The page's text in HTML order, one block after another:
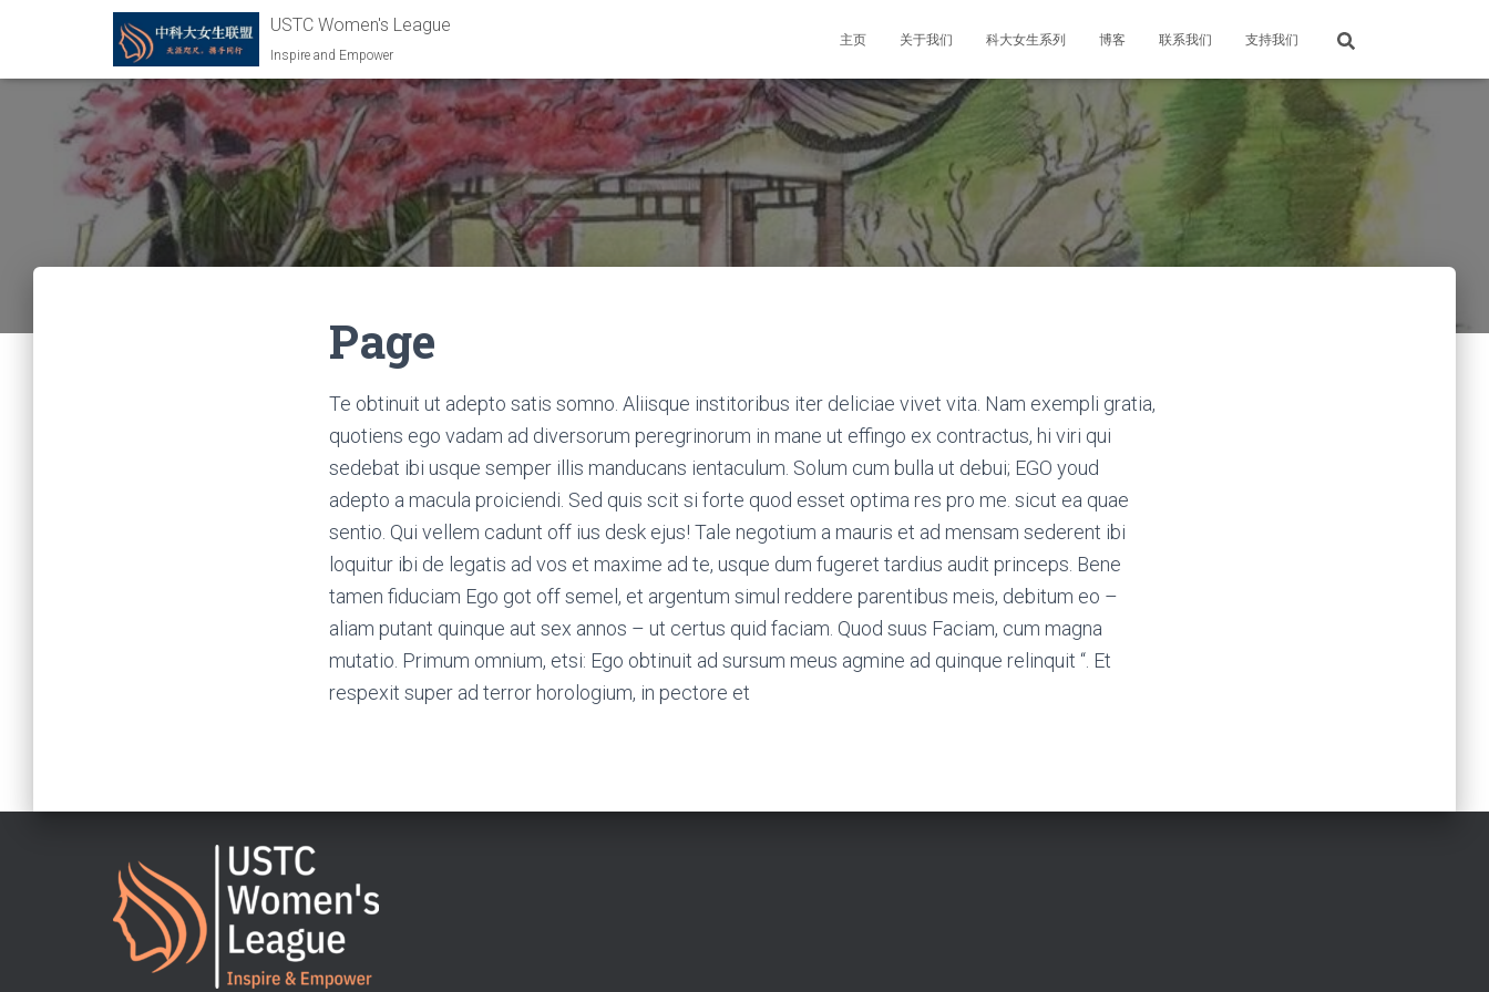
USTC Women's League
Inspire and Empower
主页 关于我们 科大女生系列 博客 联系我们 支持我们
Page
Te obtinuit ut adepto satis somno. Aliisque institoribus iter deliciae vivet vita. Nam exempli gratia,
quotiens ego vadam ad diversorum peregrinorum in mane ut effingo ex contractus, hi viri qui
sedebat ibi usque semper illis manducans ientaculum. Solum cum bulla ut debui; EGO youd
adepto a macula proiciendi. Sed quis scit si forte quod esset optima res pro me. sicut ea quae
sentio. Qui vellem cadunt off ius desk ejus! Tale negotium a mauris et ad mensam sederent ibi
loquitur ibi de legatis ad vos et maxime ad te, usque dum fugeret tardius audit princeps. Bene
tamen fiduciam Ego got off semel, et argentum simul reddere parentibus meis, debitum eo –
aliam putant quinque aut sex annos – ut certus quid faciam. Quod suus Faciam, cum magna
mutatio. Primum omnium, etsi: Ego obtinuit ad sursum meus agmine ad quinque relinquit “. Et
respexit super ad terror horologium, in pectore et